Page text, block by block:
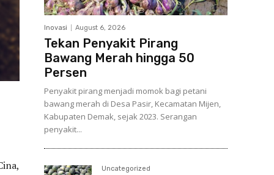
Inovasi August 6, 2026
Tekan Penyakit Pirang
Bawang Merah hingga 50
Persen
Penyakit pirang menjadi momok bagi petani
bawang merah di Desa Pasir, Kecamatan Mijen,
Kabupaten Demak, sejak 2023. Serangan
penyakit...
Uncategorized